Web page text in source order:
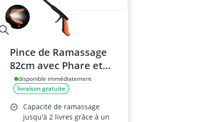
Pince de Ramassage
82cm avec Phare et
Tête Rotative
disponible immédiatement
livraison gratuite
Capacité de ramassage
jusqu'à 2 livres grâce à un